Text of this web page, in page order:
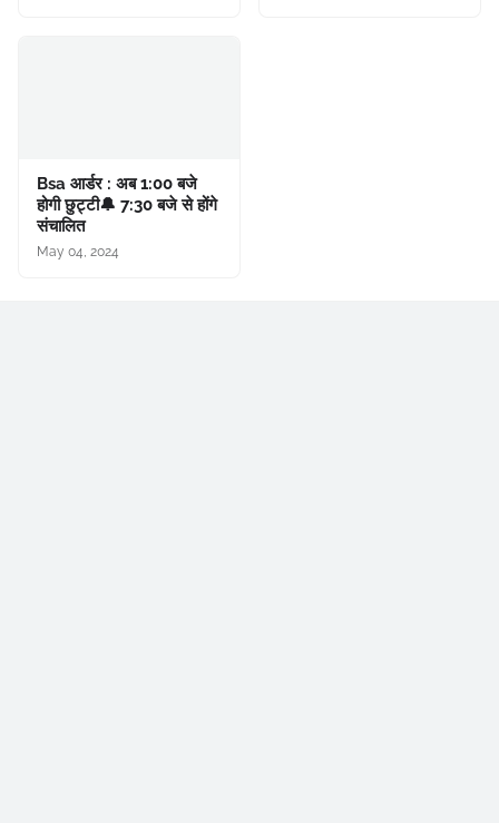
Bsa आर्डर : अब 1:00 बजे
होगी छुट्टी🔔 7:30 बजे से होंगे
संचालित
May 04, 2024